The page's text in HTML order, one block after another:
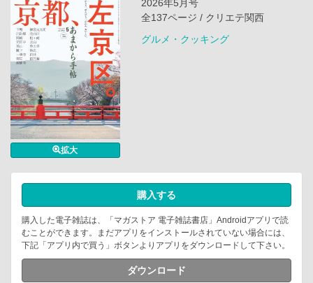
拡大
2026年5月号
全137ページ / クリエテ関西
グルメ・クッキング
購入する
購入した電子雑誌は、「マガストア 電子雑誌書店」Androidアプリで読
むことができます。まだアプリをインストールされていない場合には、
下記「アプリ内で買う」ボタンよりアプリをダウンロードして下さい。
ダウンロード